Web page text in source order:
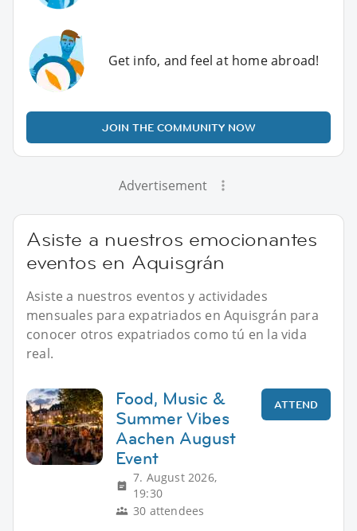
Get info, and feel at home abroad!
JOIN THE COMMUNITY NOW
Advertisement
Asiste a nuestros emocionantes
eventos en Aquisgrán
Asiste a nuestros eventos y actividades
mensuales para expatriados en Aquisgrán para
conocer otros expatriados como tú en la vida
real.
Food, Music &
Summer Vibes
Aachen August
Event
7. August 2026,
19:30
30 attendees
ATTEND